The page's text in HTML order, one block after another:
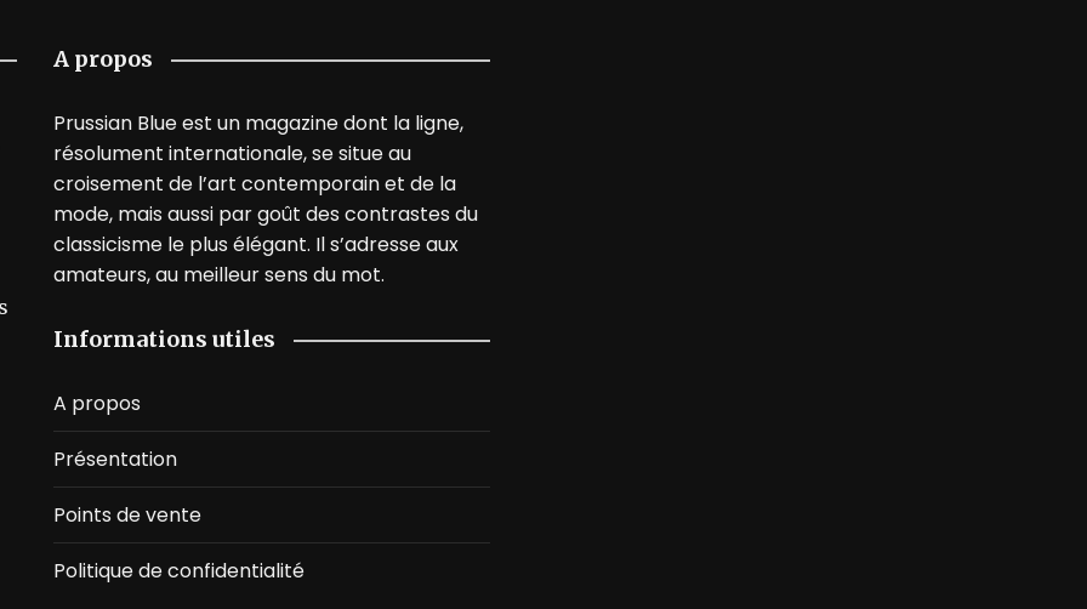
A propos
Prussian Blue est un magazine dont la ligne,
résolument internationale, se situe au
croisement de l’art contemporain et de la
mode, mais aussi par goût des contrastes du
classicisme le plus élégant. Il s’adresse aux
amateurs, au meilleur sens du mot.
Informations utiles
A propos
Présentation
Points de vente
Politique de confidentialité